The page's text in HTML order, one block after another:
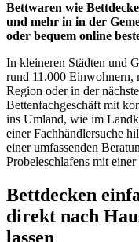
Bettwaren wie
und mehr in in der
oder bequem online
In kleineren Städten und
rund 11.000 Einwohnern,
Region oder in der
Bettenfachgeschäft mit
ins Umland, wie im
einer Fachhändlersuche
einer umfassenden
Probeleschlafens mit
Bettdecken
direkt nach
lassen